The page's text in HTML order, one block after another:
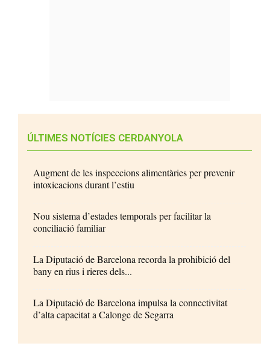
ÚLTIMES NOTÍCIES CERDANYOLA
Augment de les inspeccions alimentàries per prevenir
intoxicacions durant l’estiu
Nou sistema d’estades temporals per facilitar la
conciliació familiar
La Diputació de Barcelona recorda la prohibició del
bany en rius i rieres dels...
La Diputació de Barcelona impulsa la connectivitat
d’alta capacitat a Calonge de Segarra